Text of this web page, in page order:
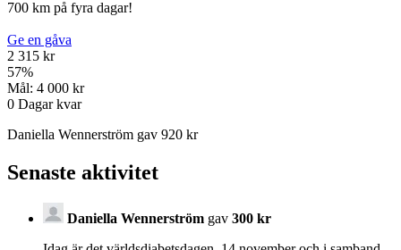
700 km på fyra dagar!
Ge en gåva
2 315 kr
57%
Mål: 4 000 kr
0 Dagar kvar
Daniella Wennerström gav 920 kr
Senaste aktivitet
Daniella Wennerström gav 300 kr